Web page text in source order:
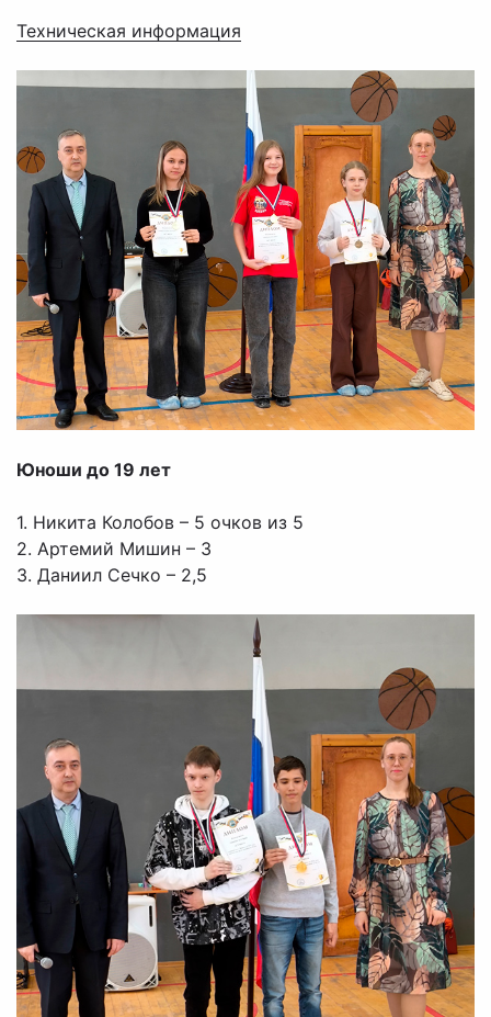
Техническая информация
Юноши до 19 лет
1. Никита Колобов – 5 очков из 5
2. Артемий Мишин – 3
3. Даниил Сечко – 2,5